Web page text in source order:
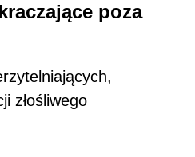
poza
złośliwego